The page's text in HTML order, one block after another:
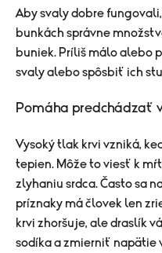
Aby svaly dobre
bunkách správne
buniek. Príliš málo alebo
svaly alebo spôsbiť ich
Pomáha predchádzať
Vysoký tlak krvi vzniká,
tepien. Môže to viesť k
zlyhaniu srdca. Často sa
príznaky má človek len
krvi zhoršuje, ale draslík
sodíka a zmierniť napätie